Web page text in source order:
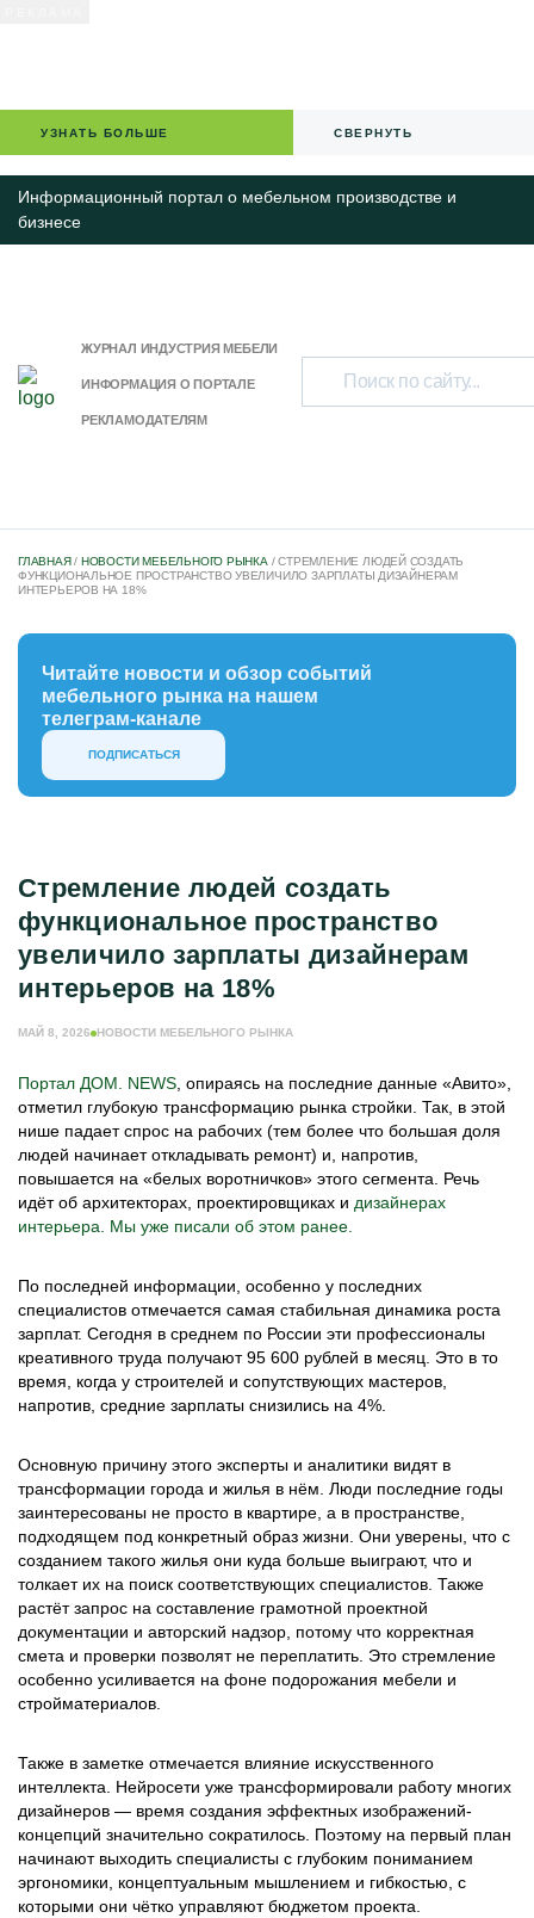
УЗНАТЬ БОЛЬШЕ СВЕРНУТЬ
Информационный портал о мебельном производстве и
бизнесе
ЖУРНАЛ ИНДУСТРИЯ МЕБЕЛИ
ИНФОРМАЦИЯ О ПОРТАЛЕ
РЕКЛАМОДАТЕЛЯМ
ГЛАВНАЯ/ НОВОСТИ МЕБЕЛЬНОГО РЫНКА /СТРЕМЛЕНИЕ ЛЮДЕЙ СОЗДАТЬ
ФУНКЦИОНАЛЬНОЕ ПРОСТРАНСТВО УВЕЛИЧИЛО ЗАРПЛАТЫ ДИЗАЙНЕРАМ
ИНТЕРЬЕРОВ НА 18%
Читайте новости и обзор событий
мебельного рынка на нашем
телеграм-канале
ПОДПИСАТЬСЯ
Стремление людей создать
функциональное пространство
увеличило зарплаты дизайнерам
интерьеров на 18%
МАЙ 8, 2026 НОВОСТИ МЕБЕЛЬНОГО РЫНКА
Портал ДОМ. NEWS , опираясь на последние данные «Авито»,
отметил глубокую трансформацию рынка стройки. Так, в этой
нише падает спрос на рабочих (тем более что большая доля
людей начинает откладывать ремонт) и, напротив,
повышается на «белых воротничков» этого сегмента. Речь
идёт об архитекторах, проектировщиках и дизайнерах
интерьера. Мы уже писали об этом ранее.
По последней информации, особенно у последних
специалистов отмечается самая стабильная динамика роста
зарплат. Сегодня в среднем по России эти профессионалы
креативного труда получают 95 600 рублей в месяц. Это в то
время, когда у строителей и сопутствующих мастеров,
напротив, средние зарплаты снизились на 4%.
Основную причину этого эксперты и аналитики видят в
трансформации города и жилья в нём. Люди последние годы
заинтересованы не просто в квартире, а в пространстве,
подходящем под конкретный образ жизни. Они уверены, что с
созданием такого жилья они куда больше выиграют, что и
толкает их на поиск соответствующих специалистов. Также
растёт запрос на составление грамотной проектной
документации и авторский надзор, потому что корректная
смета и проверки позволят не переплатить. Это стремление
особенно усиливается на фоне подорожания мебели и
стройматериалов.
Также в заметке отмечается влияние искусственного
интеллекта. Нейросети уже трансформировали работу многих
дизайнеров — время создания эффектных изображений-
концепций значительно сократилось. Поэтому на первый план
начинают выходить специалисты с глубоким пониманием
эргономики, концептуальным мышлением и гибкостью, с
которыми они чётко управляют бюджетом проекта.